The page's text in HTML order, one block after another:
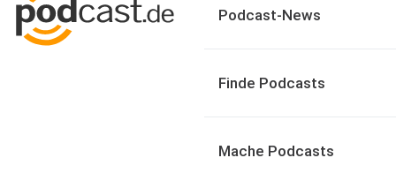
Podcast-News
Finde Podcasts
Mache Podcasts